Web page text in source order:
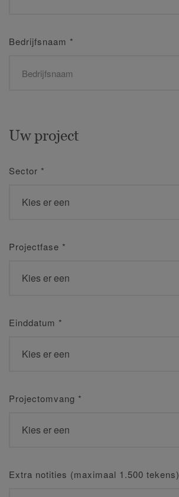
Bedrijfsnaam *
Uw project
Sector *
Projectfase *
Einddatum *
Projectomvang *
Extra notities (maximaal 1.500 tekens)